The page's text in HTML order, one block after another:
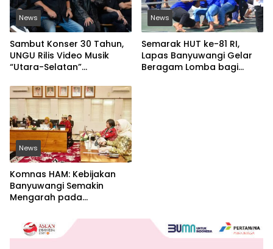
News
Sambut Konser 30 Tahun,
UNGU Rilis Video Musik
“Utara-Selatan”
News
Semarak HUT ke-81 RI,
Lapas Banyuwangi Gelar
Beragam Lomba bagi
News
Komnas HAM: Kebijakan
Banyuwangi Semakin
Mengarah pada